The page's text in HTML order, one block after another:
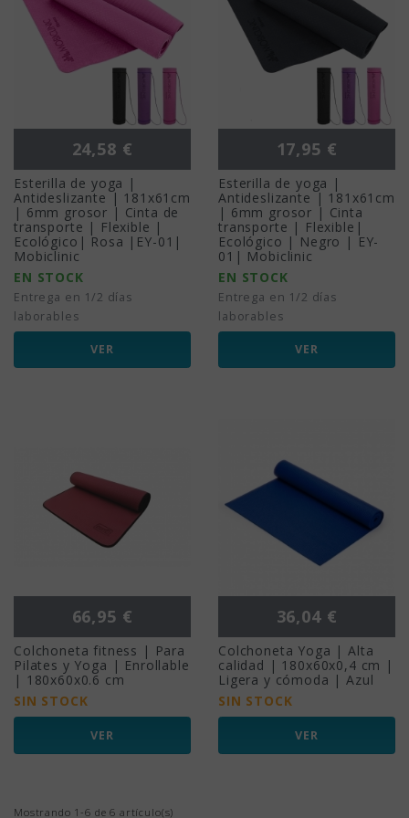
Precio
24,58 €
Esterilla de yoga |
Antideslizante | 181x61cm
| 6mm grosor | Cinta de
transporte | Flexible |
Ecológico| Rosa |EY-01|
Mobiclinic
EN STOCK
Entrega en 1/2 días
laborables
VER
Precio
17,95 €
Esterilla de yoga |
Antideslizante | 181x61cm
| 6mm grosor | Cinta
transporte | Flexible|
Ecológico | Negro | EY-
01| Mobiclinic
EN STOCK
Entrega en 1/2 días
laborables
VER
Precio
66,95 €
Colchoneta fitness | Para
Pilates y Yoga | Enrollable
| 180x60x0.6 cm
SIN STOCK
VER
Precio
36,04 €
Colchoneta Yoga | Alta
calidad | 180x60x0,4 cm |
Ligera y cómoda | Azul
SIN STOCK
VER
Mostrando 1-6 de 6 artículo(s)